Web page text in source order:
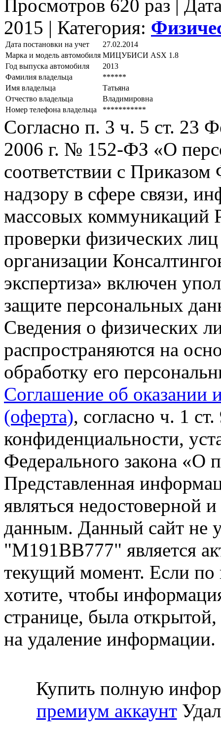
Просмотров 620 раз |
2015 | Категория:
Дата постановки на учет
27.02.2014
Марка и модель автомобиля МИЦУБИСИ АSХ 1.8
Год выпуска автомобиля
2013
Фамилия владельца
******
Имя владельца
Татьяна
Отчество владельца
Владимировна
Номер телефона владельца
***********
Согласно п. 3 ч. 5 ст. 23
2006 г. № 152-ФЗ «О
соответствии с
надзору в сфере связи,
массовых коммуникаций
проверки физических
организации
экспертиза» включен
защите персональных
Сведения о физических
распространяются на
обработку его
Соглашение об оказании
(оферта), согласно ч. 1
конфиденциальности,
Федерального закона «О
Представленная
являться недостоверной
данным. Данный сайт не
"М191ВВ777" является
текущий момент. Если
хотите, чтобы
странице, была открытой,
на удаление информации.
Купить полную
премиум аккаунт